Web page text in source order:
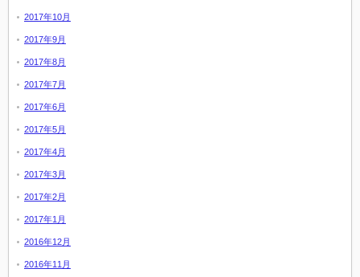
2017年10月
2017年9月
2017年8月
2017年7月
2017年6月
2017年5月
2017年4月
2017年3月
2017年2月
2017年1月
2016年12月
2016年11月